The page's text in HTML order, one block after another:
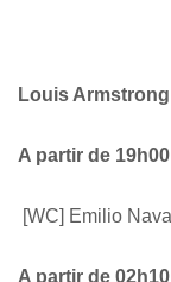
Louis
A partir de 19h00
[WC] Emilio
A partir de 02h10